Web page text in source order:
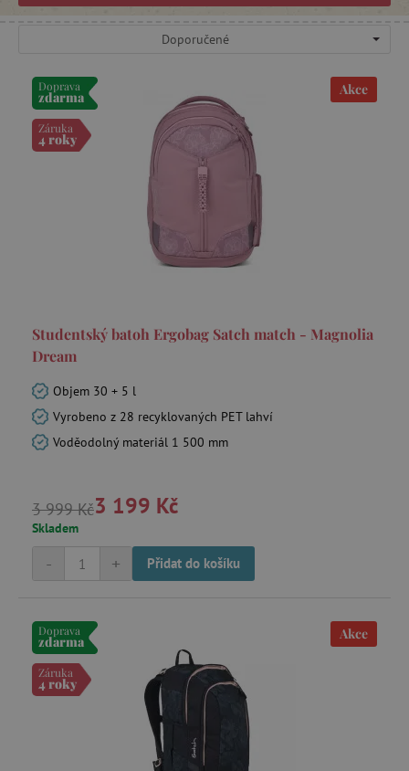
Doporučené
Doprava
zdarma
Záruka
4 roky
Akce
Studentský batoh Ergobag Satch match - Magnolia
Dream
Objem 30 + 5 l
Vyrobeno z 28 recyklovaných PET lahví
Voděodolný materiál 1 500 mm
3 999 Kč3 199 Kč
Skladem
+
- Přidat do košíku
Doprava
zdarma
Záruka
4 roky
Akce